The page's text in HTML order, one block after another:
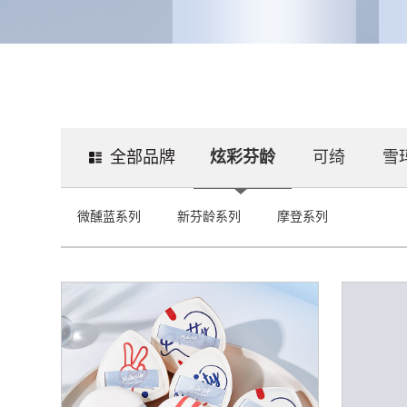
全部品牌 炫彩芬龄 可绮 雪
微醺蓝系列 新芬龄系列 摩登系列